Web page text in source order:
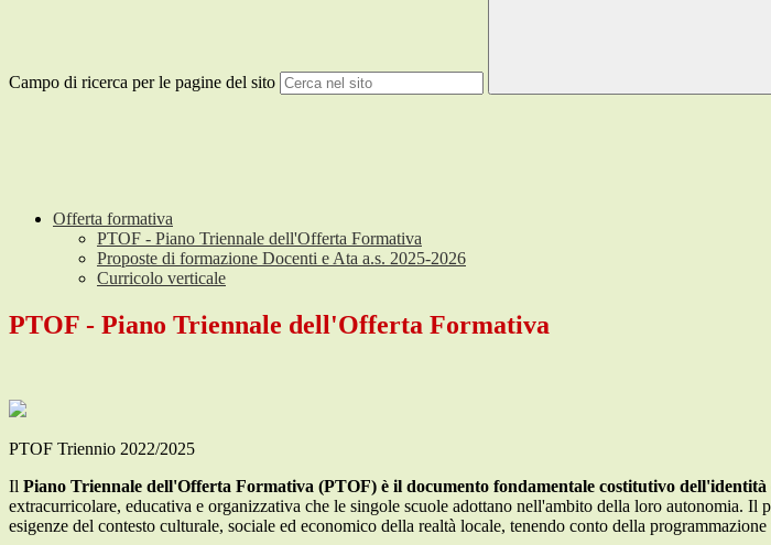
Campo di ricerca per le pagine del sito
Offerta formativa
PTOF - Piano Triennale dell'Offerta Formativa
Proposte di formazione Docenti e Ata a.s. 2025-2026
Curricolo verticale
PTOF - Piano Triennale dell'Offerta Formativa
PTOF Triennio 2022/2025
Il Piano Triennale dell'Offerta Formativa (PTOF) è il documento fondamentale costitutivo
extracurricolare, educativa e organizzativa che le singole scuole adottano nell'ambito della loro autonomia.
esigenze del contesto culturale, sociale ed economico della realtà locale, tenendo conto della